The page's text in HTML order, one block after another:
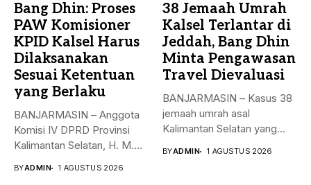
Bang Dhin: Proses
PAW Komisioner
KPID Kalsel Harus
Dilaksanakan
Sesuai Ketentuan
yang Berlaku
BANJARMASIN – Anggota
Komisi IV DPRD Provinsi
Kalimantan Selatan, H. M.
BYADMIN 1 AGUSTUS 2026
38 Jemaah Umrah
Kalsel Terlantar di
Jeddah, Bang Dhin
Minta Pengawasan
Travel Dievaluasi
BANJARMASIN – Kasus 38
jemaah umrah asal
Kalimantan Selatan yang
BYADMIN 1 AGUSTUS 2026